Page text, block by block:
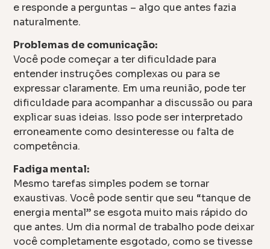
e responde a perguntas – algo que antes fazia
naturalmente.
Problemas de comunicação:
Você pode começar a ter dificuldade para
entender instruções complexas ou para se
expressar claramente. Em uma reunião, pode ter
dificuldade para acompanhar a discussão ou para
explicar suas ideias. Isso pode ser interpretado
erroneamente como desinteresse ou falta de
competência.
Fadiga mental:
Mesmo tarefas simples podem se tornar
exaustivas. Você pode sentir que seu “tanque de
energia mental” se esgota muito mais rápido do
que antes. Um dia normal de trabalho pode deixar
você completamente esgotado, como se tivesse